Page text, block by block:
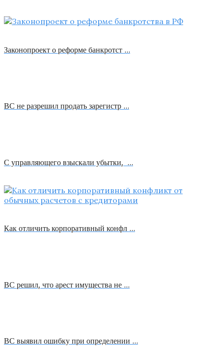
Законопроект о реформе банкротст …
ВС не разрешил продать зарегистр …
С управляющего взыскали убытки, …
Как отличить корпоративный конфл …
ВС решил, что арест имущества не …
ВС выявил ошибку при определении …